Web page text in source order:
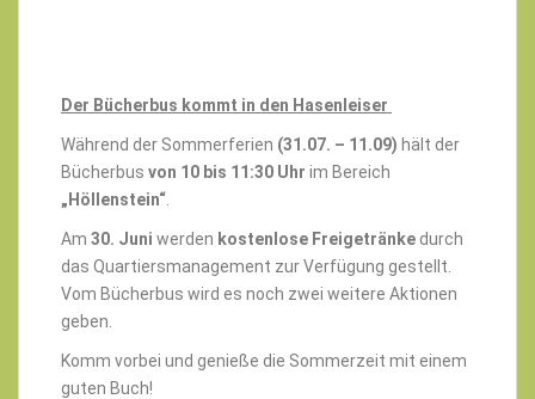
Der Bücherbus kommt in den Hasenleiser
Während der Sommerferien (31.07. – 11.09) hält der
Bücherbus von 10 bis 11:30 Uhr im Bereich
„Höllenstein“
Am 30. Juni werden kostenlose Freigetränke durch
das Quartiersmanagement zur Verfügung gestellt.
Vom Bücherbus wird es noch zwei weitere Aktionen
geben.
Komm vorbei und genieße die Sommerzeit mit einem
guten Buch!